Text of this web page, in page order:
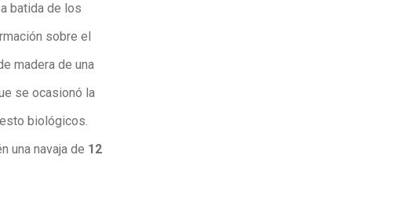
batida de los
sobre el
madera de una
se ocasionó la
biológicos.
una navaja de 12